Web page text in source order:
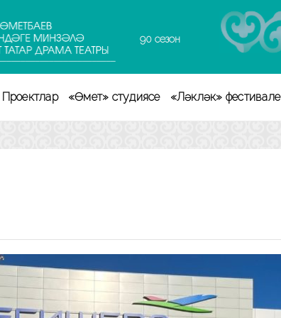
90 сезон
Проектлар «Өмет» студиясе «Ләкләк» фестивале